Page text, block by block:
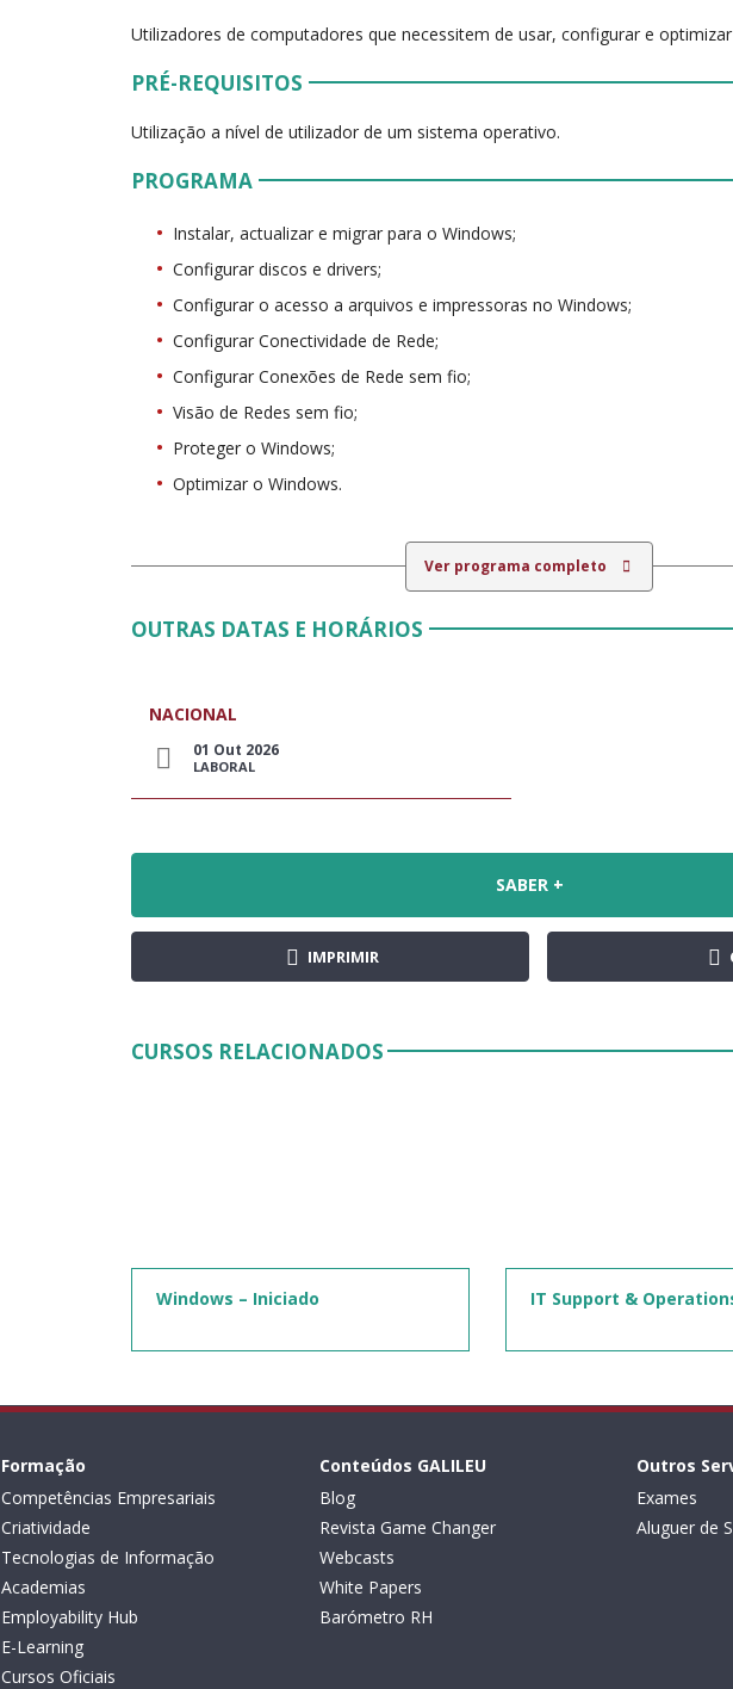
Utilizadores de computadores que necessitem de usar, configurar e
PRÉ-REQUISITOS
Utilização a nível de utilizador de um sistema operativo.
PROGRAMA
Instalar, actualizar e migrar para o Windows;
Configurar discos e drivers;
Configurar o acesso a arquivos e impressoras no Windows;
Configurar Conectividade de Rede;
Configurar Conexões de Rede sem fio;
Visão de Redes sem fio;
Proteger o Windows;
Optimizar o Windows.
Ver programa completo
OUTRAS DATAS E HORÁRIOS
NACIONAL
01 Out 2026
LABORAL
SABER +
IMPRIMIR
CURSOS RELACIONADOS
Windows – Iniciado IT Support &
Formação
Competências Empresariais
Criatividade
Tecnologias de Informação
Academias
Employability Hub
E-Learning
Cursos Oficiais
Conteúdos GALILEU
Blog
Revista Game Changer
Webcasts
White Papers
Barómetro RH
Outros
Exames
Aluguer de